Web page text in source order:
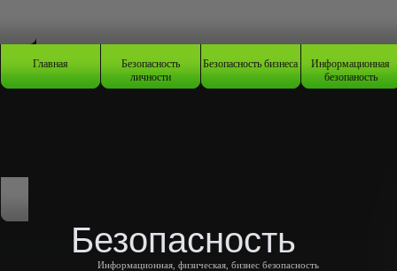
Главная Безопасность
личности
Безопасность бизнеса Информационная
безопаность
Безопасность
Информационная, физическая, бизнес безопасность